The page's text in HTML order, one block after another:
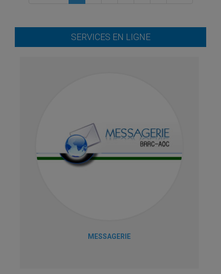
SERVICES EN LIGNE
MESSAGERIE